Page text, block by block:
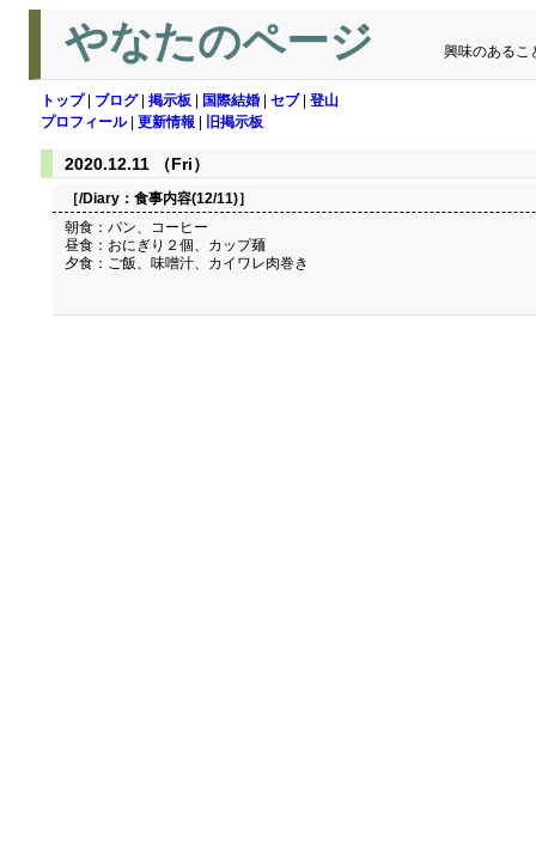
やなたのページ 興味のあるこ
トップ| ブログ| 掲示板 国際結婚 セブ| 登山
プロフィール| 更新情報 旧掲示板
2020.12.11 （Fri）
［/Diary： 食事内容(12/11)］
朝食：パン、コーヒー
昼食：おにぎり２個、カップ麺
夕食：ご飯、味噌汁、カイワレ肉巻き